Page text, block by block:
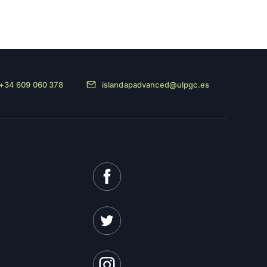
+34 609 060 378 islandapadvanced@ulpgc.es